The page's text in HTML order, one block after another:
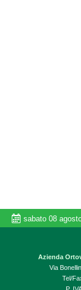
sabato 08
Azienda
Via
Tel/